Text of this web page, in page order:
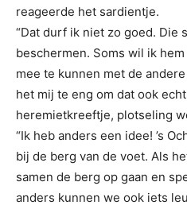
reageerde het sardientje.
“Dat durf ik niet zo goed. Die
beschermen. Soms wil ik
mee te kunnen met de
het mij te eng om dat ook
heremietkreeftje, plotseling
“Ik heb anders een idee! ’s
bij de berg van de voet. Als
samen de berg op gaan en
anders kunnen we ook iets